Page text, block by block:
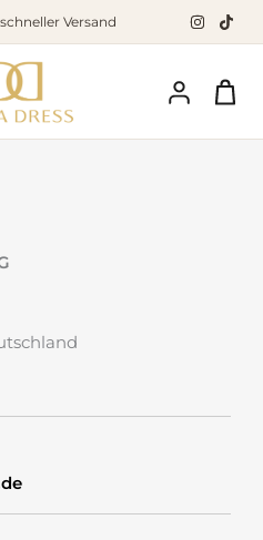
Versand